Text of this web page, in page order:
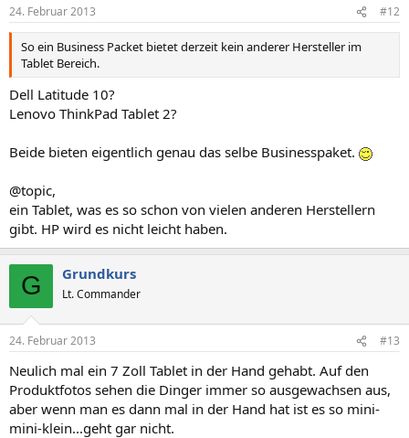
24. Februar 2013 #12
So ein Business Packet bietet derzeit kein anderer Hersteller im
Tablet Bereich.
Dell Latitude 10?
Lenovo ThinkPad Tablet 2?
Beide bieten eigentlich genau das selbe Businesspaket.
@topic,
ein Tablet, was es so schon von vielen anderen Herstellern
gibt. HP wird es nicht leicht haben.
G Grundkurs
Lt. Commander
24. Februar 2013 #13
Neulich mal ein 7 Zoll Tablet in der Hand gehabt. Auf den
Produktfotos sehen die Dinger immer so ausgewachsen aus,
aber wenn man es dann mal in der Hand hat ist es so mini-
mini-klein...geht gar nicht.